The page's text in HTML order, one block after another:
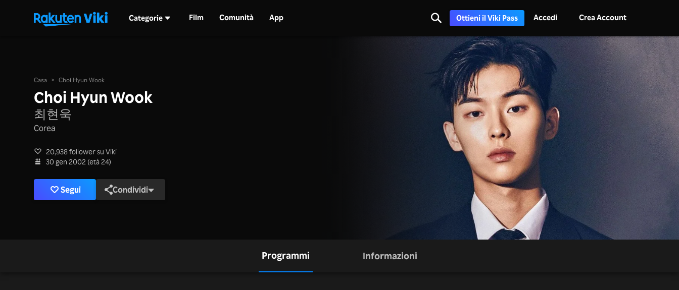
Categorie Film Comunità App Ottieni il Viki Pass Accedi Crea Account
Casa > Choi Hyun Wook
Choi Hyun Wook
최현욱
Corea
20,938 follower su Viki
30 gen 2002 (età 24)
Segui Condividi
Programmi Informazioni